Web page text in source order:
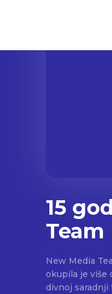
15
Team
New Media
okupila je više
divnoj saradnji